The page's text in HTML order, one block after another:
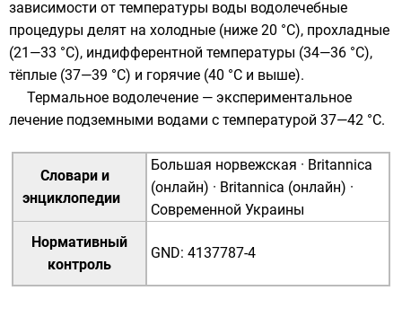
зависимости от температуры воды водолечебные
процедуры делят на холодные (ниже 20 °С), прохладные
(21—33 °С), индифферентной температуры (34—36 °С),
тёплые (37—39 °С) и горячие (40 °С и выше).
Термальное водолечение — экспериментальное
лечение подземными водами с температурой 37—42 °С.
Словари и
энциклопедии
Большая норвежская · Britannica
(онлайн) · Britannica (онлайн) ·
Современной Украины
Нормативный
контроль
GND: 4137787-4